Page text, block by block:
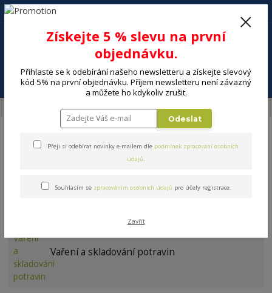
Menu
+420 602 494 600
Hračky
Vaření a skladování potravin
Získejte 5 % slevu na první
objednávku.
Přihlaste se k odebírání našeho newsletteru a získejte slevový
kód 5% na první objednávku. Příjem newsletteru není závazný
a můžete ho kdykoliv zrušit.
Odeslat
Přeji si odebírat novinky e-mailem dle podmínek zpracování osobních
údajů.
Souhlasím se zpracováním osobních údajů pro účely registrace.
Zavřít